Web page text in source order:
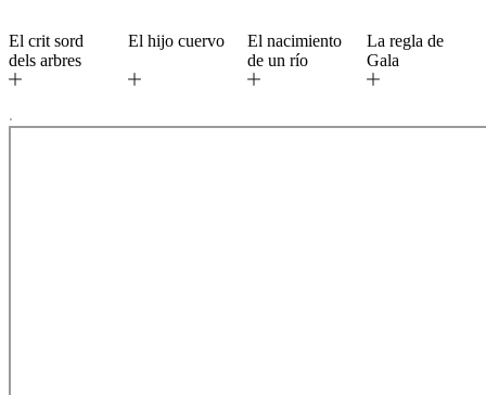
El crit sord
dels arbres
El hijo cuervo
El nacimiento
de un río
La regla de
Gala